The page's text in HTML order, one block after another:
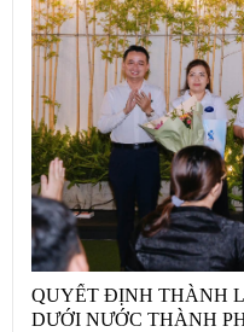
QUYẾT ĐỊNH THÀNH
DƯỚI NƯỚC THÀNH